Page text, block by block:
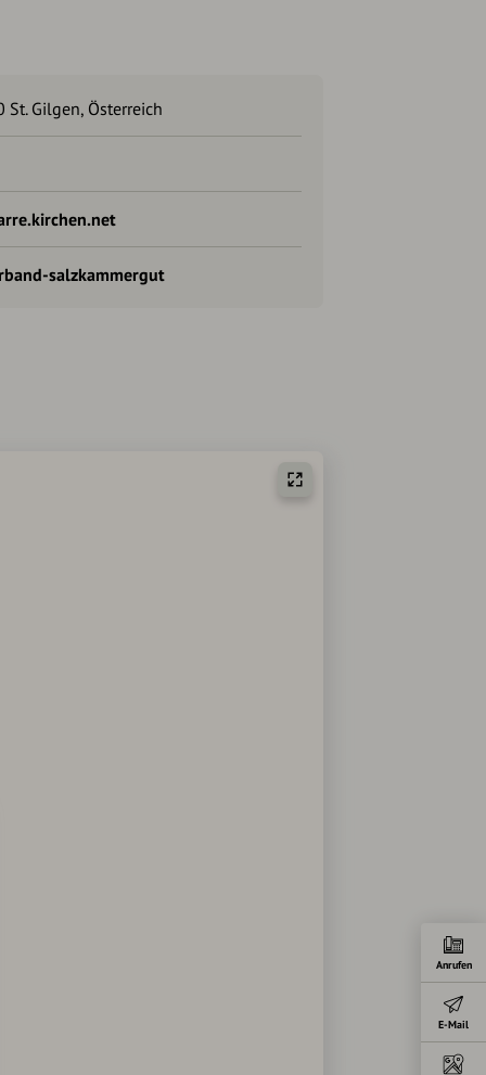
Gilgen, Österreich
salzkammergut
Anrufen
E-Mail